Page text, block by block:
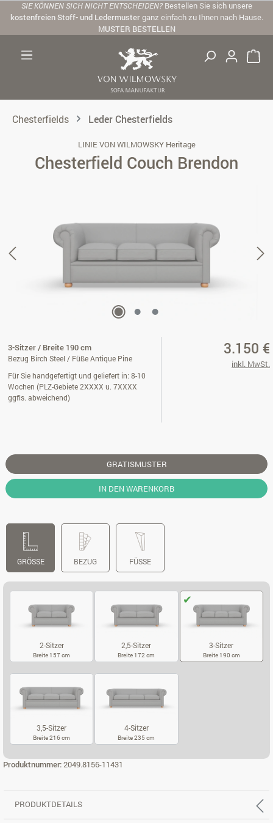
Zum Hauptinhalt springen
SIE KÖNNEN SICH NICHT ENTSCHEIDEN? Bestellen Sie sich unsere
kostenfreien Stoff- und Ledermusterganz einfach zu Ihnen nach Hause.
MUSTER BESTELLEN
Chesterfields Leder Chesterfields
LINIE VON WILMOWSKY Heritage
Chesterfield Couch Brendon
3-Sitzer / Breite 190 cm
Bezug Birch Steel / Füße Antique Pine
Für Sie handgefertigt und geliefert in: 8-10
Wochen (PLZ-Gebiete 2XXXX u. 7XXXX
ggfls. abweichend)
3.150 €
inkl. MwSt.
GRATISMUSTER
IN DEN WARENKORB
GRÖSSE BEZUG FÜSSE
2-Sitzer
Breite 157 cm
2,5-Sitzer
Breite 172 cm
3-Sitzer
Breite 190 cm
3,5-Sitzer
Breite 216 cm
4-Sitzer
Breite 235 cm
Produktnummer:2049.8156-11431
PRODUKTDETAILS